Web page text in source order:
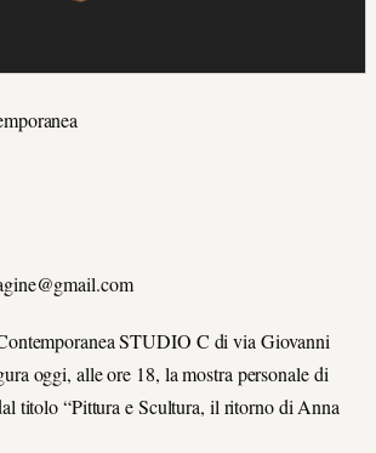
STUDIO C di via Giovanni
oggi, alle ore 18, la mostra personale di
titolo “Pittura e Scultura, il ritorno di Anna